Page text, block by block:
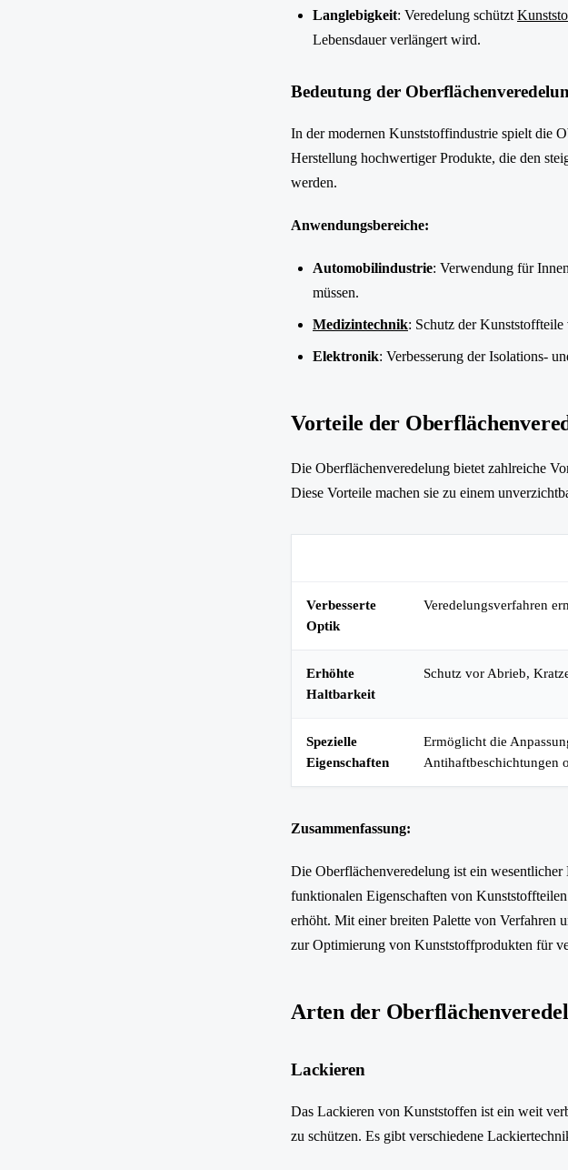
Langlebigkeit: Veredelung schützt
Lebensdauer verlängert wird.
Bedeutung der
In der modernen Kunststoffindustrie spielt die
Herstellung hochwertiger Produkte, die den
werden.
Anwendungsbereiche:
Automobilindustrie: Verwendung für
müssen.
Medizintechnik: Schutz der
Elektronik: Verbesserung der Isolations-
Vorteile der
Die Oberflächenveredelung bietet zahlreiche
Diese Vorteile machen sie zu einem
Verbesserte
Optik
Veredelungsverfahren
Erhöhte
Haltbarkeit
Schutz vor Abrieb,
Spezielle
Eigenschaften
Ermöglicht die
Antihaftbeschichtungen
Zusammenfassung:
Die Oberflächenveredelung ist ein
funktionalen Eigenschaften von
erhöht. Mit einer breiten Palette von Verfahren
zur Optimierung von Kunststoffprodukten für
Arten der
Lackieren
Das Lackieren von Kunststoffen ist ein weit
zu schützen. Es gibt verschiedene